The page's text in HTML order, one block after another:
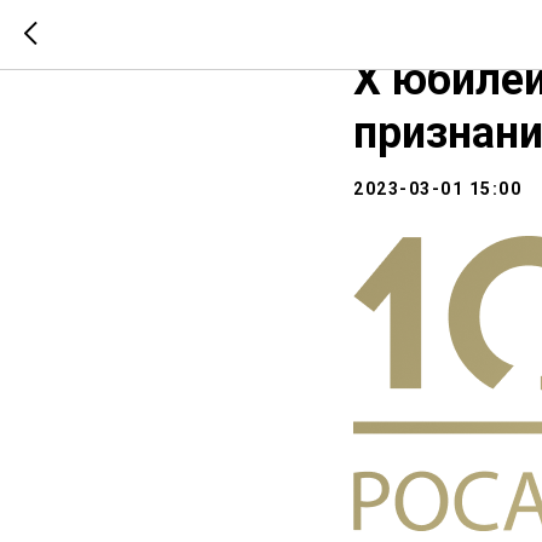
1 марта
X
2023-03-01 15:00